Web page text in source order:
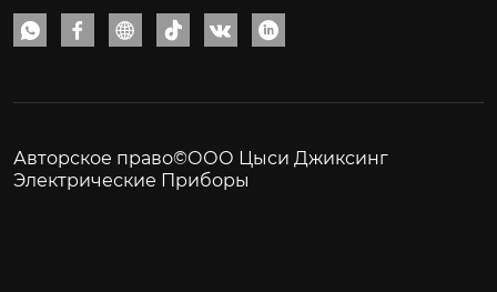
     
Авторское право©ООО Цыси Джиксинг
Электрические Приборы